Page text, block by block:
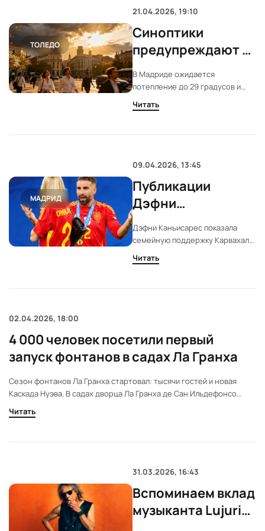
приглашённых — ни одного
вызвало недовольство
музыкантов региона.
ТОЛЕДО
21.04.2026, 19:10
Синоптики
предупреждают о
кратковременных
грозах и снижении
температуры к
В Мадриде ожидается
потепление до 29 градусов и
переменная облачность. В
Мадриде во вторник
снизится, возможны дожди. В
ожидаются погодные перемены.
Читать
МАДРИД
09.04.2026, 13:45
Публикации
Дэфни
Каньисарес: что
меняется для
семьи футболиста
Дэфни Каньисарес показала
семейную поддержку Карвахалю
после обвинений. После
появления информации о
Дэфни Каньисарес. Ее реакция в
социальных сетях стала
предметом обсуждения, а
детали семейной жизни вновь
оказались под прицелом.
Читать
02.04.2026, 18:00
4 000 человек посетили первый
запуск фонтанов в садах Ла Гранха
Сезон фонтанов Ла Гранха стартовал: тысячи гостей и новая
Каскада Нуэва. В садах дворца Ла Гранха де Сан Ильдефонсо
стартовал сезон фонтанов, привлекший тысячи гостей. В этом
году запланировано около 50 запусков, а в программу впервые
Читать
31.03.2026, 16:43
Вспоминаем вклад
музыканта Lujuria